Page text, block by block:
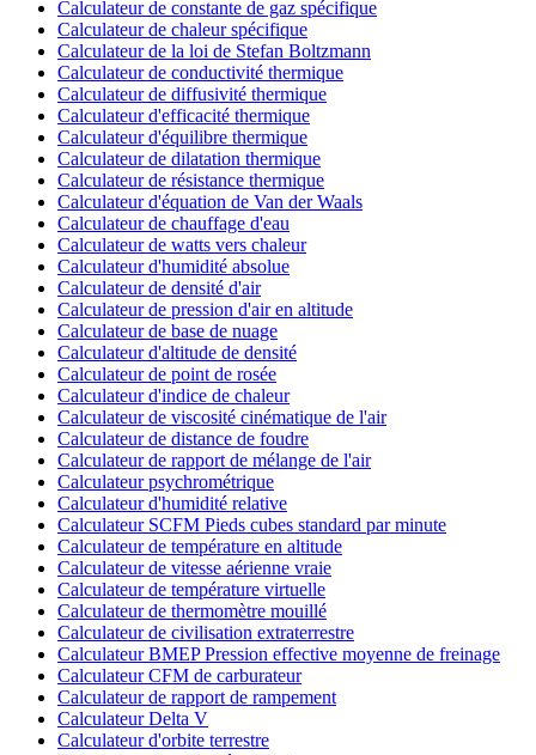
Calculateur de constante de gaz spécifique
Calculateur de chaleur spécifique
Calculateur de la loi de Stefan Boltzmann
Calculateur de conductivité thermique
Calculateur de diffusivité thermique
Calculateur d'efficacité thermique
Calculateur d'équilibre thermique
Calculateur de dilatation thermique
Calculateur de résistance thermique
Calculateur d'équation de Van der Waals
Calculateur de chauffage d'eau
Calculateur de watts vers chaleur
Calculateur d'humidité absolue
Calculateur de densité d'air
Calculateur de pression d'air en altitude
Calculateur de base de nuage
Calculateur d'altitude de densité
Calculateur de point de rosée
Calculateur d'indice de chaleur
Calculateur de viscosité cinématique de l'air
Calculateur de distance de foudre
Calculateur de rapport de mélange de l'air
Calculateur psychrométrique
Calculateur d'humidité relative
Calculateur SCFM Pieds cubes standard par minute
Calculateur de température en altitude
Calculateur de vitesse aérienne vraie
Calculateur de température virtuelle
Calculateur de thermomètre mouillé
Calculateur de civilisation extraterrestre
Calculateur BMEP Pression effective moyenne de freinage
Calculateur CFM de carburateur
Calculateur de rapport de rampement
Calculateur Delta V
Calculateur d'orbite terrestre